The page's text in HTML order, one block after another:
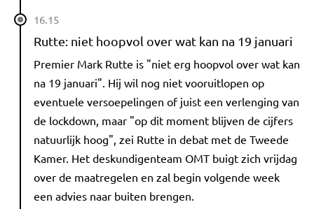
16.15
Rutte: niet hoopvol over wat kan na 19 januari
Premier Mark Rutte is "niet erg hoopvol over wat kan
na 19 januari". Hij wil nog niet vooruitlopen op
eventuele versoepelingen of juist een verlenging van
de lockdown, maar "op dit moment blijven de cijfers
natuurlijk hoog", zei Rutte in debat met de Tweede
Kamer. Het deskundigenteam OMT buigt zich vrijdag
over de maatregelen en zal begin volgende week
een advies naar buiten brengen.